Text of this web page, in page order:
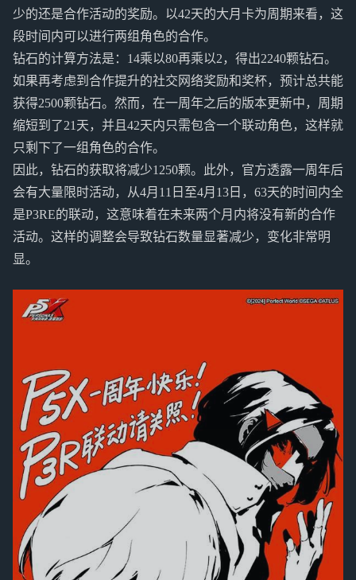
少的还是合作活动的奖励。以42天的大月卡为周期来看，这
段时间内可以进行两组角色的合作。
钻石的计算方法是：14乘以80再乘以2，得出2240颗钻石。
如果再考虑到合作提升的社交网络奖励和奖杯，预计总共能
获得2500颗钻石。然而，在一周年之后的版本更新中，周期
缩短到了21天，并且42天内只需包含一个联动角色，这样就
只剩下了一组角色的合作。
因此，钻石的获取将减少1250颗。此外，官方透露一周年后
会有大量限时活动，从4月11日至4月13日，63天的时间内全
是P3RE的联动，这意味着在未来两个月内将没有新的合作
活动。这样的调整会导致钻石数量显著减少，变化非常明
显。